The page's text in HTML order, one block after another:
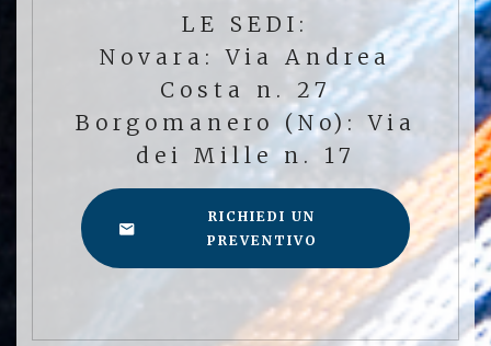
LE SEDI:
Novara: Via Andrea
Costa n. 27
Borgomanero (No): Via
dei Mille n. 17
RICHIEDI UN
PREVENTIVO